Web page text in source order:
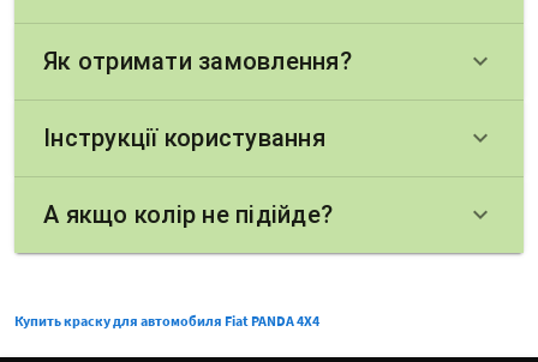
Як отримати замовлення? keyboard_arrow_down
Інструкції користування keyboard_arrow_down
А якщо колір не підійде? keyboard_arrow_down
Купить краску для автомобиля Fiat PANDA 4X4